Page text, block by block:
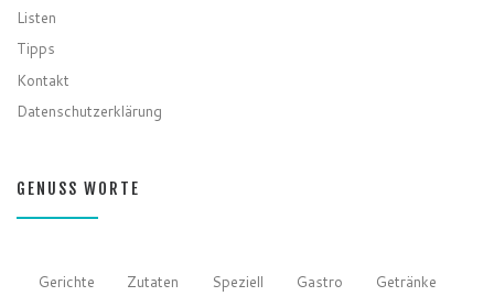
Listen
Tipps
Kontakt
Datenschutzerklärung
GENUSS WORTE
Gerichte Zutaten Speziell Gastro Getränke